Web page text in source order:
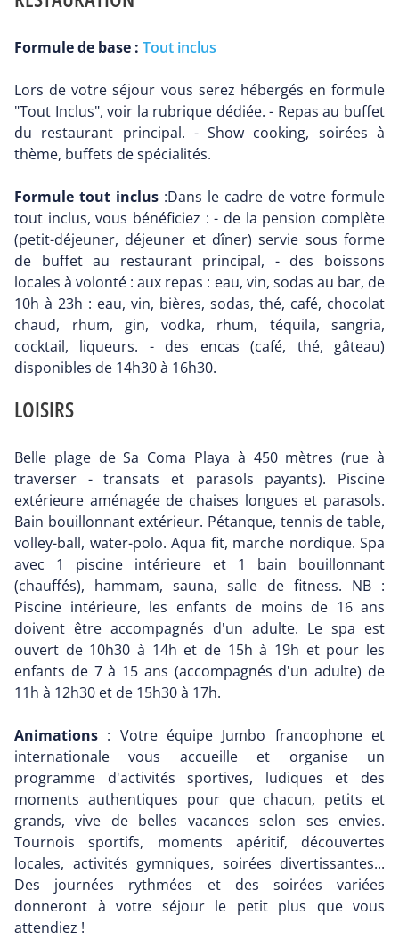
Formule de base : Tout inclus
Lors de votre séjour vous serez hébergés en formule
"Tout Inclus", voir la rubrique dédiée. - Repas au buffet
du restaurant principal. - Show cooking, soirées à
thème, buffets de spécialités.
Formule tout inclus :Dans le cadre de votre formule
tout inclus, vous bénéficiez : - de la pension complète
(petit-déjeuner, déjeuner et dîner) servie sous forme
de buffet au restaurant principal, - des boissons
locales à volonté : aux repas : eau, vin, sodas au bar, de
10h à 23h : eau, vin, bières, sodas, thé, café, chocolat
chaud, rhum, gin, vodka, rhum, téquila, sangria,
cocktail, liqueurs. - des encas (café, thé, gâteau)
disponibles de 14h30 à 16h30.
LOISIRS
Belle plage de Sa Coma Playa à 450 mètres (rue à
traverser - transats et parasols payants). Piscine
extérieure aménagée de chaises longues et parasols.
Bain bouillonnant extérieur. Pétanque, tennis de table,
volley-ball, water-polo. Aqua fit, marche nordique. Spa
avec 1 piscine intérieure et 1 bain bouillonnant
(chauffés), hammam, sauna, salle de fitness. NB :
Piscine intérieure, les enfants de moins de 16 ans
doivent être accompagnés d'un adulte. Le spa est
ouvert de 10h30 à 14h et de 15h à 19h et pour les
enfants de 7 à 15 ans (accompagnés d'un adulte) de
11h à 12h30 et de 15h30 à 17h.
Animations : Votre équipe Jumbo francophone et
internationale vous accueille et organise un
programme d'activités sportives, ludiques et des
moments authentiques pour que chacun, petits et
grands, vive de belles vacances selon ses envies.
Tournois sportifs, moments apéritif, découvertes
locales, activités gymniques, soirées divertissantes...
Des journées rythmées et des soirées variées
donneront à votre séjour le petit plus que vous
attendiez !